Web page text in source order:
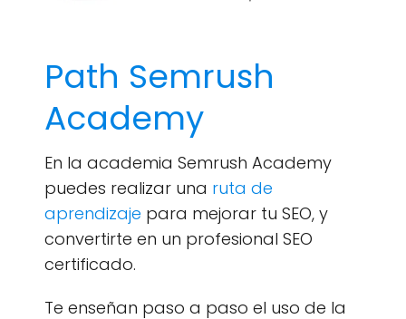
Path Semrush
Academy
En la academia Semrush Academy
puedes realizar una ruta de
aprendizaje para mejorar tu SEO, y
convertirte en un profesional SEO
certificado.
Te enseñan paso a paso el uso de la